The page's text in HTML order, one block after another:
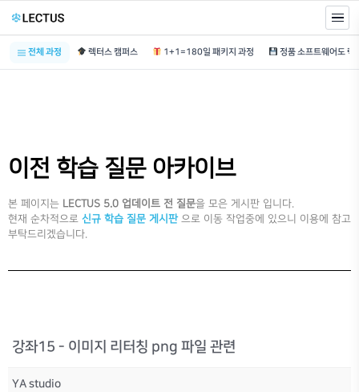
전체 과정 렉터스 캠퍼스 1+1=180일 패키지 과정
이전 학습 질문 아카이브
본 페이지는 LECTUS 5.0 업데이트 전 질문을 모은 게시판 입니다.
현재 순차적으로 신규 학습 질문 게시판 으로 이동 작업중에 있으니 이용에 참고
부탁드리겠습니다.
강좌15 - 이미지 리터칭 png 파일 관련
YA studio